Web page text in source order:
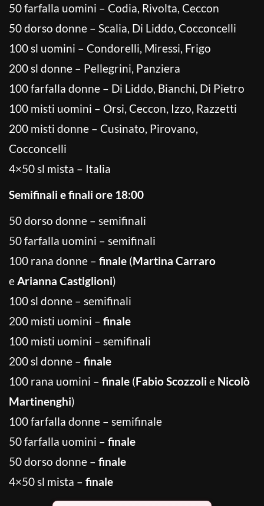
50 farfalla uomini – Codia, Rivolta, Ceccon
50 dorso donne – Scalia, Di Liddo, Cocconcelli
100 sl uomini – Condorelli, Miressi, Frigo
200 sl donne – Pellegrini, Panziera
100 farfalla donne – Di Liddo, Bianchi, Di Pietro
100 misti uomini – Orsi, Ceccon, Izzo, Razzetti
200 misti donne – Cusinato, Pirovano,
Cocconcelli
4×50 sl mista – Italia
Semifinali e finali ore 18:00
50 dorso donne – semifinali
50 farfalla uomini – semifinali
100 rana donne – finale (Martina Carraro
eArianna Castiglioni)
100 sl donne – semifinali
200 misti uomini – finale
100 misti uomini – semifinali
200 sl donne – finale
100 rana uomini – finale (Fabio Scozzoli e Nicolò
Martinenghi)
100 farfalla donne – semifinale
50 farfalla uomini – finale
50 dorso donne – finale
4×50 sl mista – finale